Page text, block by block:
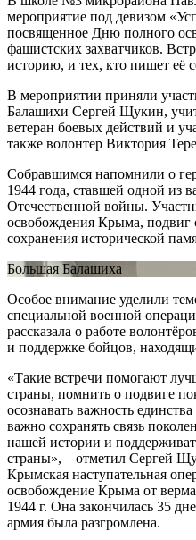
мероприятие под девизом
посвященное Дню полного
фашистских захватчиков.
историю, и тех, кто пишет её
В мероприятии приняли
Балашихи Сергей Щукин,
ветеран боевых действий и
также волонтер Виктория
Собравшимся напомнили о
1944 года, ставшей одной из
Отечественной войны.
освобождения Крыма, подвиг
сохранения исторической
Большая Балашиха
Особое внимание уделили
специальной военной
рассказала о работе
и поддержке бойцов,
«Такие встречи помогают
страны, помнить о подвиге
осознавать важность
важно сохранять связь
нашей истории и
страны», – отметил Сергей
Крымская наступательная
освобождение Крыма от
1944 г. Она закончилась 35
армия была разгромлена.